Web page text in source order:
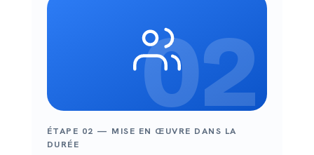
02
ÉTAPE 02 — MISE EN ŒUVRE DANS LA
DURÉE